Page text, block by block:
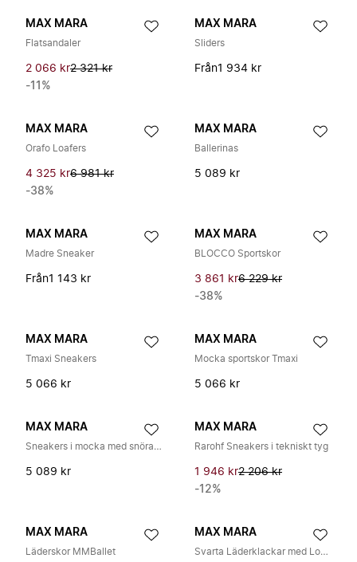
MAX MARA
Flatsandaler
2 066 kr2 321 kr
-11%
MAX MARA
Sliders
Från1 934 kr
MAX MARA
Orafo Loafers
4 325 kr6 981 kr
-38%
MAX MARA
Ballerinas
5 089 kr
MAX MARA
Madre Sneaker
Från1 143 kr
MAX MARA
BLOCCO Sportskor
3 861 kr6 229 kr
-38%
MAX MARA
Tmaxi Sneakers
5 066 kr
MAX MARA
Mocka sportskor Tmaxi
5 066 kr
MAX MARA
Sneakers i mocka med snörad mönster
5 089 kr
MAX MARA
Rarohf Sneakers i tekniskt tyg
1 946 kr2 206 kr
-12%
MAX MARA
Läderskor MMBallet
MAX MARA
Svarta Läderklackar med Logotyp